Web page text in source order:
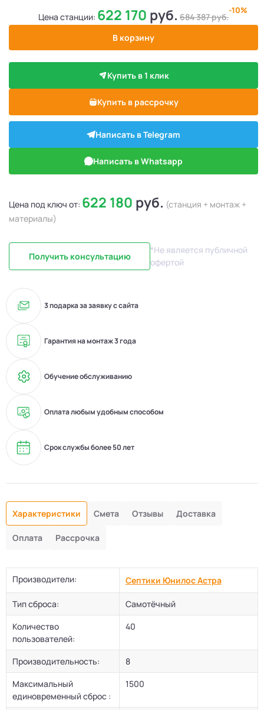
Цена станции: 622 170 руб. 684 387руб.
-10%
В корзину
Купить в 1 клик
Купить в рассрочку
Написать в Telegram
Написать в Whatsapp
Цена под ключ от: 622 180 руб. (станция + монтаж +
материалы)
Получить консультацию
*Не является публичной
офертой
3 подарка за заявку с сайта
Гарантия на монтаж 3 года
Обучение обслуживанию
Оплата любым удобным способом
Срок службы более 50 лет
Характеристики Смета Отзывы Доставка
Оплата Рассрочка
Производители: Септики Юнилос Астра
Тип сброса:
Самотёчный
Количество
пользователей:
40
Производительность:
8
Максимальный
единовременный сброс :
1500